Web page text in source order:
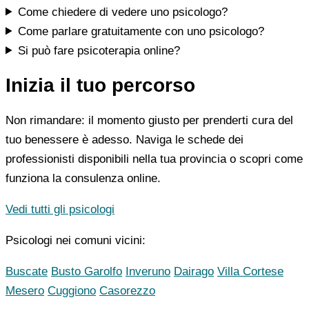
Come chiedere di vedere uno psicologo?
Come parlare gratuitamente con uno psicologo?
Si può fare psicoterapia online?
Inizia il tuo percorso
Non rimandare: il momento giusto per prenderti cura del
tuo benessere è adesso. Naviga le schede dei
professionisti disponibili nella tua provincia o scopri come
funziona la consulenza online.
Vedi tutti gli psicologi
Psicologi nei comuni vicini:
Buscate Busto Garolfo Inveruno Dairago Villa Cortese
Mesero Cuggiono Casorezzo